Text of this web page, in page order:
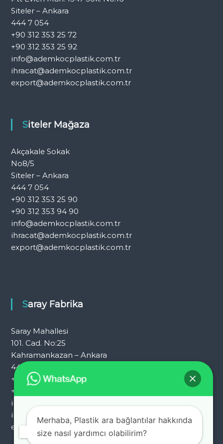
Siteler – Ankara
444 7 054
+90 312 353 25 72
+90 312 353 25 92
info@ademkocplastik.com.tr
ihracat@ademkocplastik.com.tr
export@ademkocplastik.com.tr
Siteler Mağaza
Akçakale Sokak
No8/5
Siteler – Ankara
444 7 054
+90 312 353 25 90
+90 312 353 94 90
info@ademkocplastik.com.tr
ihracat@ademkocplastik.com.tr
export@ademkocplastik.com.tr
Saray Fabrika
Saray Mahallesi
101. Cad. No:25
Kahramankazan – Ankara
444 7 054
+90 312 353 25 72
+90 312 353 25 92
info@ademkocplastik.com.tr
ihracat@ademkocplastik.com.tr
export@ademkocplastik.com.tr
Merhaba, Plastik ara bağlantılar hakkında
size nasıl yardımcı olabilirim?